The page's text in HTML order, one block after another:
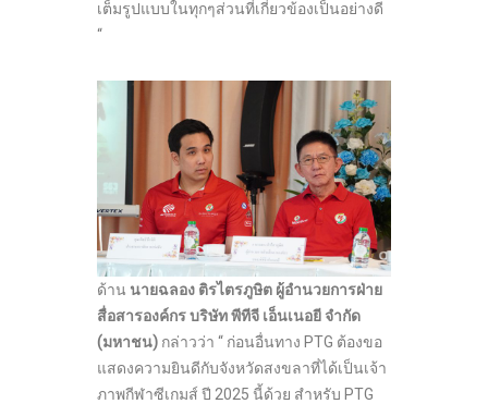
เต็มรูปแบบในทุกๆส่วนที่เกี่ยวข้องเป็นอย่างดี
“
ด้าน นายฉลอง ติรไตรภูษิต ผู้อำนวยการฝ่าย
สื่อสารองค์กร บริษัท พีทีจี เอ็นเนอยี จำกัด
(มหาชน) กล่าวว่า “ ก่อนอื่นทาง PTG ต้องขอ
แสดงความยินดีกับจังหวัดสงขลาที่ได้เป็นเจ้า
ภาพกีฬาซีเกมส์ ปี 2025 นี้ด้วย สำหรับ PTG